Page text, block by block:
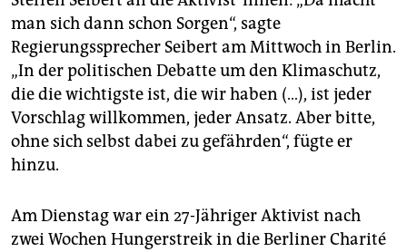
man sich dann schon Sorgen“, sagte
Regierungssprecher Seibert am Mittwoch in Berlin.
„In der politischen Debatte um den Klimaschutz,
die die wichtigste ist, die wir haben (…), ist jeder
Vorschlag willkommen, jeder Ansatz. Aber bitte,
ohne sich selbst dabei zu gefährden“, fügte er
hinzu.
Am Dienstag war ein 27-Jähriger Aktivist nach
zwei Wochen Hungerstreik in die Berliner Charité